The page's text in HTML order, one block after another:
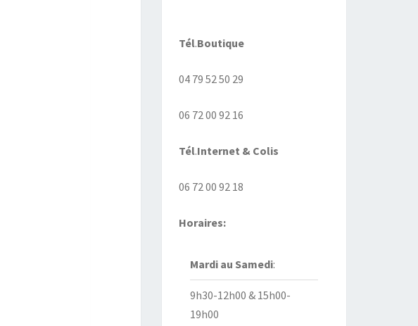
Tél.Boutique
04 79 52 50 29
06 72 00 92 16
Tél.Internet & Colis
06 72 00 92 18
Horaires:
Mardi au Samedi:
9h30-12h00 & 15h00-
19h00